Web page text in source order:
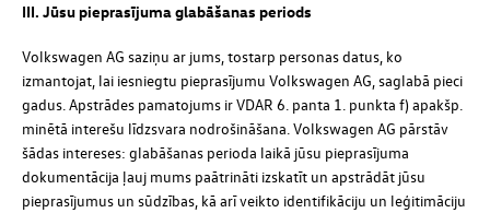
III. Jūsu pieprasījuma glabāšanas periods
Volkswagen AG saziņu ar jums, tostarp personas datus, ko
izmantojat, lai iesniegtu pieprasījumu Volkswagen AG, saglabā pieci
gadus. Apstrādes pamatojums ir VDAR 6. panta 1. punkta f) apakšp.
minētā interešu līdzsvara nodrošināšana. Volkswagen AG pārstāv
šādas intereses: glabāšanas perioda laikā jūsu pieprasījuma
dokumentācija ļauj mums paātrināti izskatīt un apstrādāt jūsu
pieprasījumus un sūdzības, kā arī veikto identifikāciju un leģitimāciju